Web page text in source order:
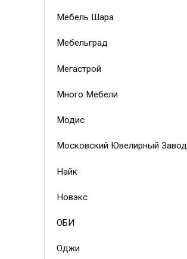
Мебель Шара
Мебельград
Мегастрой
Много Мебели
Модис
Московский Ювелирный Завод
Найк
Новэкс
ОБИ
Оджи